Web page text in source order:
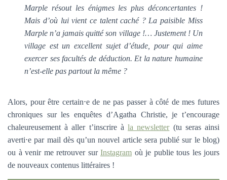
Marple résout les énigmes les plus déconcertantes !
Mais d’où lui vient ce talent caché ? La paisible Miss
Marple n’a jamais quitté son village !… Justement ! Un
village est un excellent sujet d’étude, pour qui aime
exercer ses facultés de déduction. Et la nature humaine
n’est-elle pas partout la même ?
Alors, pour être certain⋅e de ne pas passer à côté de mes futures
chroniques sur les enquêtes d’Agatha Christie, je t’encourage
chaleureusement à aller t’inscrire àla newsletter(tu seras ainsi
averti⋅e par mail dès qu’un nouvel article sera publié sur le blog)
ou à venir me retrouver sur Instagram où je publie tous les jours
de nouveaux contenus littéraires !